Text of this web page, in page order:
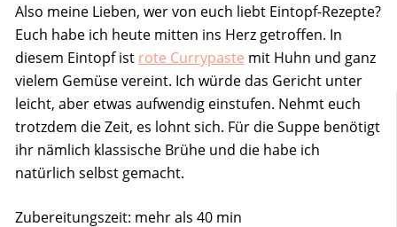
Also meine Lieben, wer von euch liebt Eintopf-Rezepte?
Euch habe ich heute mitten ins Herz getroffen. In
diesem Eintopf ist rote Currypaste mit Huhn und ganz
vielem Gemüse vereint. Ich würde das Gericht unter
leicht, aber etwas aufwendig einstufen. Nehmt euch
trotzdem die Zeit, es lohnt sich. Für die Suppe benötigt
ihr nämlich klassische Brühe und die habe ich
natürlich selbst gemacht.
Zubereitungszeit: mehr als 40 min